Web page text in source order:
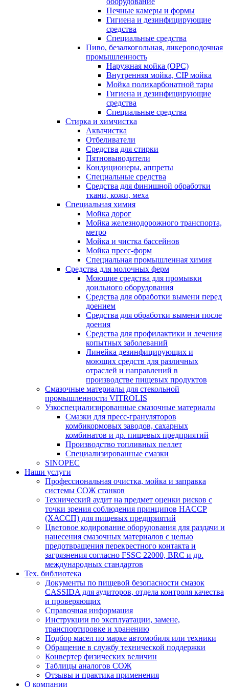
Печные камеры и формы
Гигиена и дезинфицирующие
средства
Специальные средства
Пиво, безалкогольная, ликероводочная
промышленность
Наружная мойка (ОРС)
Внутренняя мойка, CIP мойка
Мойка поликарбонатной тары
Гигиена и дезинфицирующие
средства
Специальные средства
Стирка и химчистка
Аквачистка
Отбеливатели
Средства для стирки
Пятновыводители
Кондиционеры, аппреты
Специальные средства
Средства для финишной обработки
ткани, кожи, меха
Специальная химия
Мойка дорог
Мойка железнодорожного транспорта,
метро
Мойка и чистка бассейнов
Мойка пресс-форм
Специальная промышленная химия
Средства для молочных ферм
Моющие средства для промывки
доильного оборудования
Средства для обработки вымени перед
доением
Средства для обработки вымени после
доения
Средства для профилактики и лечения
копытных заболеваний
Линейка дезинфицирующих и
моющих средств для различных
отраслей и направлений в
производстве пищевых продуктов
Смазочные материалы для стекольной
промышленности VITROLIS
Узкоспециализированные смазочные материалы
Смазки для пресс-грануляторов
комбикормовых заводов, сахарных
комбинатов и др. пищевых предприятий
Производство топливных пеллет
Специализированные смазки
SINOPEC
Наши услуги
Профессиональная очистка, мойка и заправка
системы СОЖ станков
Технический аудит на предмет оценки рисков с
точки зрения соблюдения принципов HACCP
(ХАССП) для пищевых предприятий
Цветовое кодирование оборудования для раздачи и
нанесения смазочных материалов с целью
предотвращения перекрестного контакта и
загрязнения согласно FSSC 22000, BRC и др.
международных стандартов
Тех. библиотека
Документы по пищевой безопасности смазок
CASSIDA для аудиторов, отдела контроля качества
и проверяющих
Справочная информация
Инструкции по эксплуатации, замене,
транспортировке и хранению
Подбор масел по марке автомобиля или техники
Обращение в службу технической поддержки
Конвертер физических величин
Таблицы аналогов СОЖ
Отзывы и практика применения
О компании